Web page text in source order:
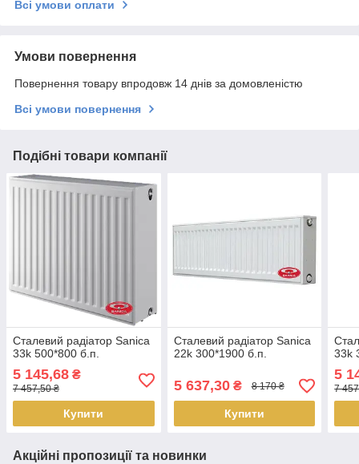
Всі умови оплати
Умови повернення
Повернення товару впродовж 14 днів за домовленістю
Всі умови повернення
Подібні товари компанії
Сталевий радіатор Sanica
33k 500*800 б.п.
5 145,68 ₴
7 457,50 ₴
Купити
Сталевий радіатор Sanica
22k 300*1900 б.п.
5 637,30₴ 8 170 ₴
Купити
33k
5
7
Акційні пропозиції та новинки